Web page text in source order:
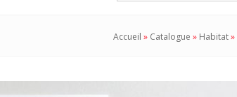
Accueil » Catalogue » Habitat»